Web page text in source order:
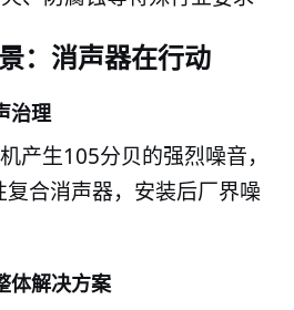
：消声器在行动
治理
产生105分贝的强烈噪音，
合消声器，安装后厂界噪
体解决方案